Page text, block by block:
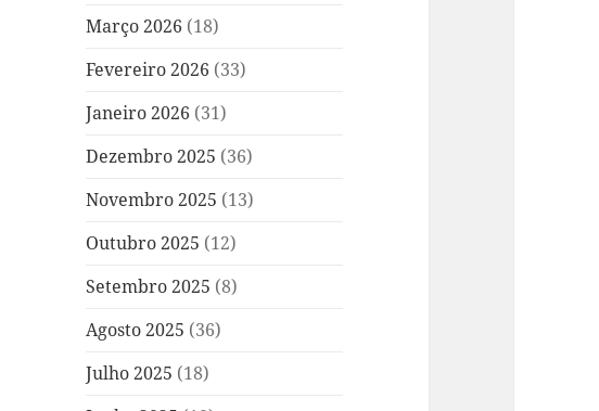
Março 2026 (18)
Fevereiro 2026 (33)
Janeiro 2026 (31)
Dezembro 2025 (36)
Novembro 2025 (13)
Outubro 2025 (12)
Setembro 2025 (8)
Agosto 2025 (36)
Julho 2025 (18)